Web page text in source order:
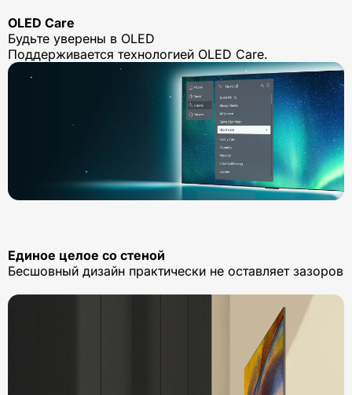
OLED Care
Будьте уверены в OLED
Поддерживается технологией OLED Care.
Единое целое со стеной
Бесшовный дизайн практически не оставляет зазоров